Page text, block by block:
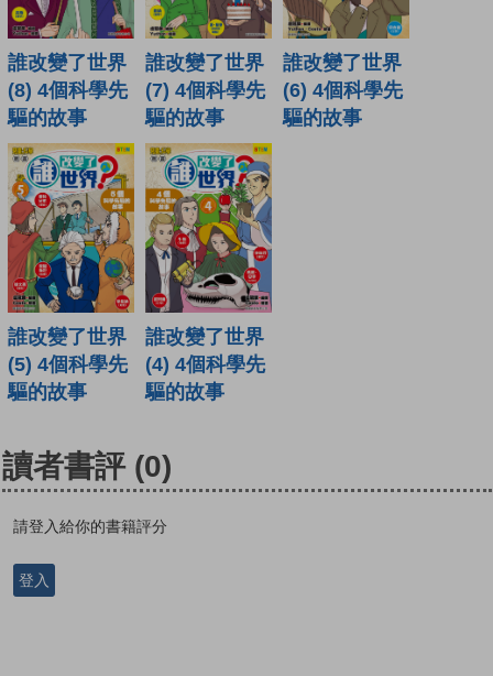
誰改變了世界
(8) 4個科學先
驅的故事
誰改變了世界
(7) 4個科學先
驅的故事
誰改變了世界
(6) 4個科學先
驅的故事
誰改變了世界
(5) 4個科學先
驅的故事
誰改變了世界
(4) 4個科學先
驅的故事
讀者書評 (0)
請登入給你的書籍評分
登入